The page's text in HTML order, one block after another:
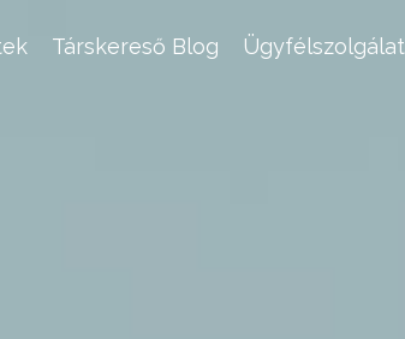
Társkereső Blog Ügyfélszolgálat